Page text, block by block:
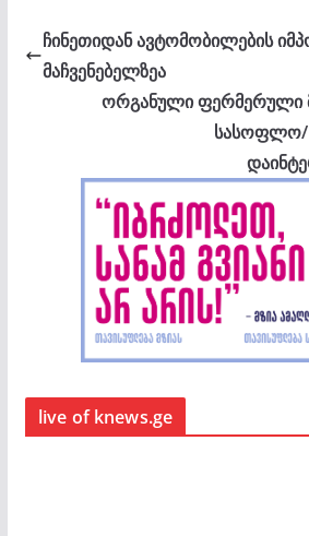
ჩინეთიდან ავტომობილების
მაჩვენებელზეა
ორგანული ფერმერული
სასოფლო/
live of knews.ge